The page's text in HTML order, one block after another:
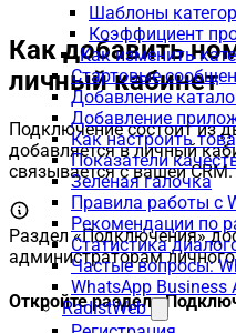
Шаблоны
Коэффициент
Как изменить
Стартовые
Добавление
Добавление
Как настроить
Показатели
Зеленая галочка
Правила работы с
Рекомендации по
Статистика
Частые вопросы:
WhatsApp Business
RadistWeb
Как добавить
личный кабинет
Подключение состоит из
добавляется в личный
связывается с вашей
Раздел «Подключения»
администраторам
Откройте раздел